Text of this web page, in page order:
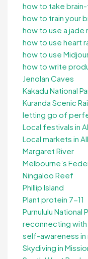
how to take
how to train your
how to use a jade
how to use heart
how to use
how to write
Jenolan Caves
Kakadu National
Kuranda Scenic
letting go of
Local festivals in
Local markets in
Margaret River
Melbourne’s
Ningaloo Reef
Phillip Island
Plant protein 7-11
Purnululu National
reconnecting
self-awareness
Skydiving in